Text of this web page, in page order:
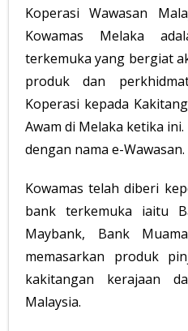
Koperasi Wawasan
Kowamas Melaka
terkemuka yang bergiat
produk dan
Koperasi kepada
Awam di Melaka ketika
dengan nama e-Wawasan.
Kowamas telah diberi
bank terkemuka iaitu
Maybank, Bank
memasarkan produk
kakitangan kerajaan
Malaysia.